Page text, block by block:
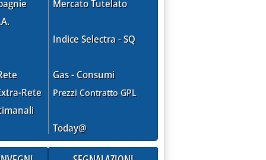
DELL'OPERA'
Rete
Mercato Tutelato
Indice Selectra - SQ
Gas - Consumi
Prezzi Contratto GPL
Today@